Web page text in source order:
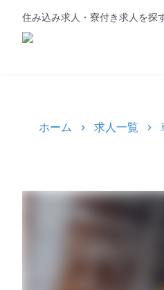
住み込み求人・寮付き求人を探
ホーム 求人一覧